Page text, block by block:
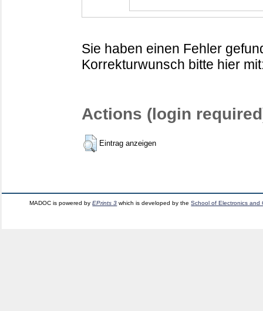
Sie haben einen Fehler
Korrekturwunsch bitte hier
Actions (login
Eintrag anzeigen
MADOC is powered byEPrints 3 which is developed by theSchool of Electronics and